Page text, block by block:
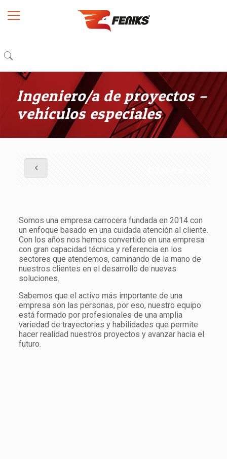
Ingeniero/a de proyectos –
vehículos especiales
Somos una empresa carrocera fundada en 2014 con
un enfoque basado en una cuidada atención al cliente.
Con los años nos hemos convertido en una empresa
con gran capacidad técnica y referencia en los
sectores que atendemos, caminando de la mano de
nuestros clientes en el desarrollo de nuevas
soluciones.
Sabemos que el activo más importante de una
empresa son las personas, por eso, nuestro equipo
está formado por profesionales de una amplia
variedad de trayectorias y habilidades que permite
hacer realidad nuestros proyectos y avanzar hacia el
futuro.